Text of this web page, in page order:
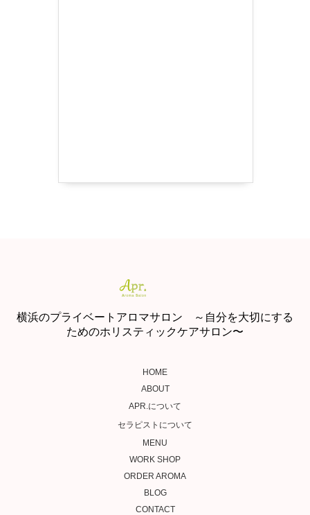
横浜のプライベートアロマサロン ～自分を大切にする
ためのホリスティックケアサロン〜
HOME
ABOUT
APR.について
セラピストについて
MENU
WORK SHOP
ORDER AROMA
BLOG
CONTACT